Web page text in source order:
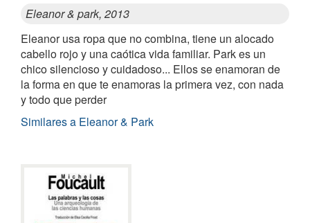
Eleanor & park, 2013
Eleanor usa ropa que no combina, tiene un alocado
cabello rojo y una caótica vida familiar. Park es un
chico silencioso y cuidadoso... Ellos se enamoran de
la forma en que te enamoras la primera vez, con nada
y todo que perder
Similares a Eleanor & Park